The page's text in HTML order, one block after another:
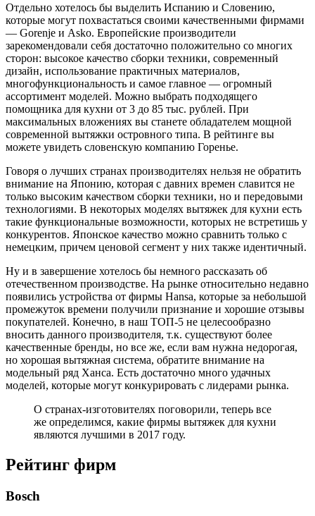
Отдельно хотелось бы выделить Испанию и Словению,
которые могут похвастаться своими качественными фирмами
— Gorenje и Asko. Европейские производители
зарекомендовали себя достаточно положительно со многих
сторон: высокое качество сборки техники, современный
дизайн, использование практичных материалов,
многофункциональность и самое главное — огромный
ассортимент моделей. Можно выбрать подходящего
помощника для кухни от 3 до 85 тыс. рублей. При
максимальных вложениях вы станете обладателем мощной
современной вытяжки островного типа. В рейтинге вы
можете увидеть словенскую компанию Горенье.
Говоря о лучших странах производителях нельзя не обратить
внимание на Японию, которая с давних времен славится не
только высоким качеством сборки техники, но и передовыми
технологиями. В некоторых моделях вытяжек для кухни есть
такие функциональные возможности, которых не встретишь у
конкурентов. Японское качество можно сравнить только с
немецким, причем ценовой сегмент у них также идентичный.
Ну и в завершение хотелось бы немного рассказать об
отечественном производстве. На рынке относительно недавно
появились устройства от фирмы Hansa, которые за небольшой
промежуток времени получили признание и хорошие отзывы
покупателей. Конечно, в наш ТОП-5 не целесообразно
вносить данного производителя, т.к. существуют более
качественные бренды, но все же, если вам нужна недорогая,
но хорошая вытяжная система, обратите внимание на
модельный ряд Ханса. Есть достаточно много удачных
моделей, которые могут конкурировать с лидерами рынка.
О странах-изготовителях поговорили, теперь все
же определимся, какие фирмы вытяжек для кухни
являются лучшими в 2017 году.
Рейтинг фирм
Bosch